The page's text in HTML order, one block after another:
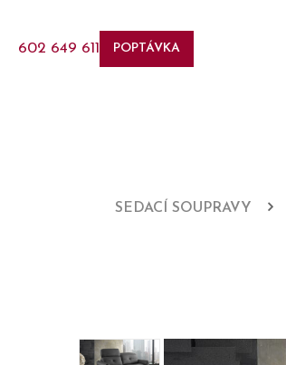
602 649 611 POPTÁVKA
SEDACÍ SOUPRAVY